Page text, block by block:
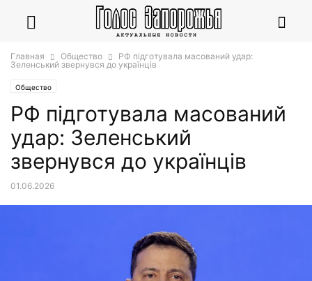
Главная Общество
РФ підготувала масований удар:
Зеленський звернувся до українців
Общество
РФ підготувала масований
удар: Зеленський
звернувся до українців
01.06.2026